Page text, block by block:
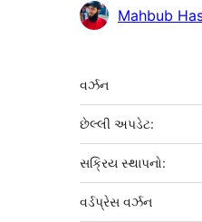
Mahbub
મેટા
વર્ઝન
છેલ્લી અપડેટ:
સક્રિય સ્થાપનો:
વર્ડપ્રેસ વર્ઝન